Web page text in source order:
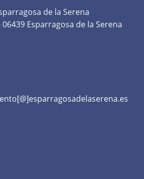
de la Serena
06439 Esparragosa de la Serena